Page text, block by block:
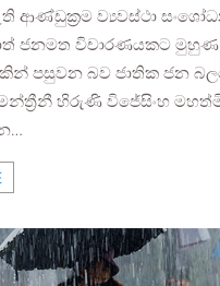
ආණ්ඩුක්‍රම ව්‍යවස්ථා
ජනමත විචාරණයකට මුහුණ
පසුවන බව ජාතික ජන
හිරුණි විජේසිංහ